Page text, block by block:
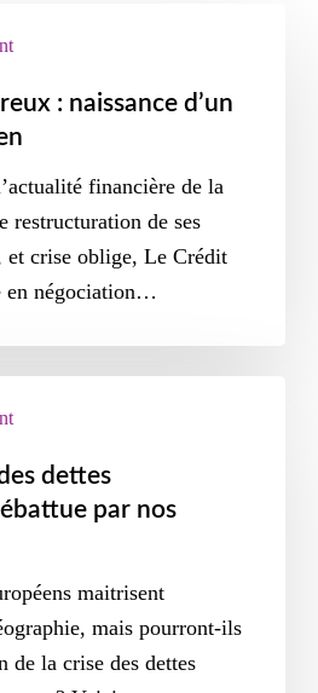
: naissance d’un
financière de la
restructuration de ses
et crise oblige, Le Crédit
en négociation…
dettes
par nos
maitrisent
mais pourront-ils
de la crise des dettes